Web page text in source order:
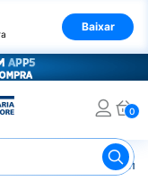
Baixar
0